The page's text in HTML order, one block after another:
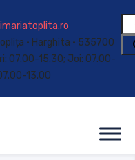
• Harghita • 535700
07.00-15.30; Joi: 07.00-
13.00